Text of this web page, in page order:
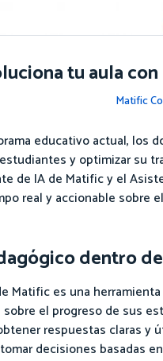
tu aula
Matific
educativo actual, los
y optimizar su
de IA de Matific y el
real y accionable sobre
dentro
Matific es una
el progreso de sus
respuestas claras y
decisiones basadas